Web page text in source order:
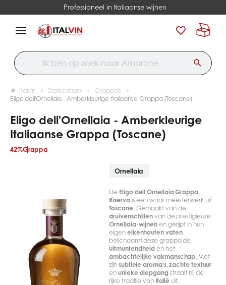
Professioneel in Italiaanse wijnen
Italvin Sterkedrank
Grappa's
Eligo dell'Ornellaia - Amberkleurige Italiaanse Grappa (Toscane)
Eligo dell'Ornellaia - Amberkleurige
Italiaanse Grappa (Toscane)
42%Grappa
Ornellaia
De Eligo dell’Ornellaia Grappa
Riserva is een waar meesterwerk uit
Toscane. Gemaakt van de
druivenschillen van de prestigieuze
Ornellaia-wijnen en gerijpt in hun
eigen eikenhouten vaten,
belichaamt deze grappa de
uitmuntendheid en het
ambachtelijke vakmanschap. Met
zijn subtiele aroma's,zachte textuur
en unieke diepgang straalt hij de
rijke traditie van Italië uit.